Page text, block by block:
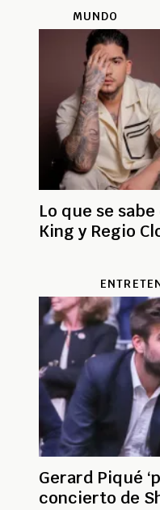
MUNDO
Lo que se
King y Regio
Gerard Piqué
concierto de